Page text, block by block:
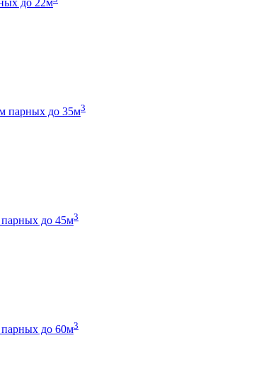
до 22м
парных до 35м3
до 45м3
до 60м3